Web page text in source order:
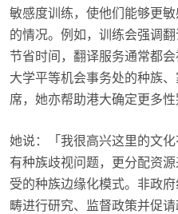
敏感度训练，使他们能够更
的情况。例如，训练会强调
节省时间，翻译服务通常都
大学平等机会事务处的种族
席，她亦帮助港大确定更多性
她说：「我很高兴这里的文
有种族歧视问题，更分配资
受的种族边缘化模式。非政
畴进行研究、监督政策并促请